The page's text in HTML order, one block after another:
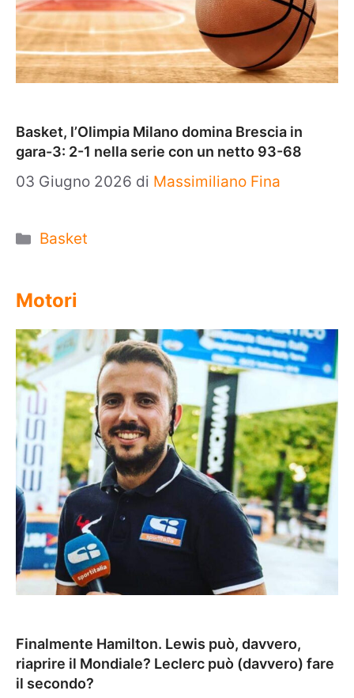
Basket, l’Olimpia Milano domina Brescia in
gara-3: 2-1 nella serie con un netto 93-68
03 Giugno 2026 di Massimiliano Fina
Categorie
Basket
Motori
Finalmente Hamilton. Lewis può, davvero,
riaprire il Mondiale? Leclerc può (davvero) fare
il secondo?